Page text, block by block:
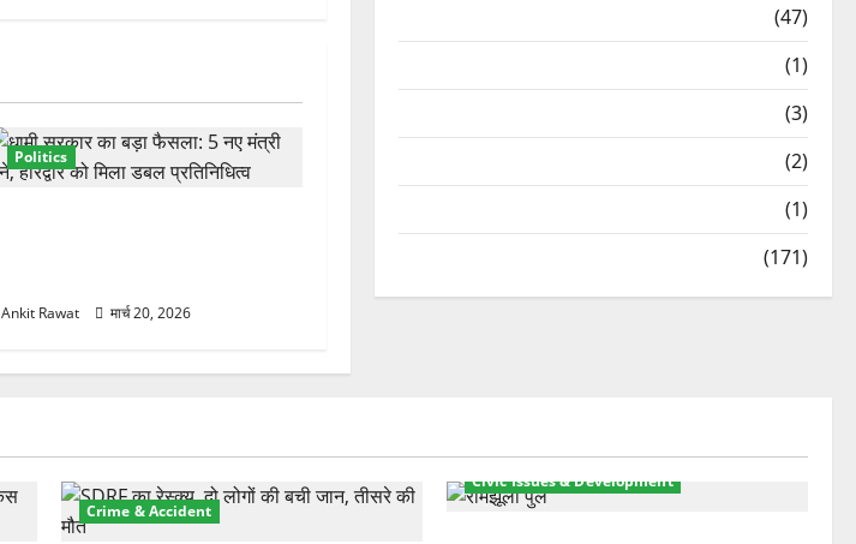
Politics
Ankit Rawat मार्च 20, 2026
(47)
(1)
(3)
(2)
(1)
(171)
Crime & Accident
Civic Issues & Development